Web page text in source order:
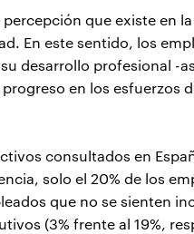
que existe en
En este sentido, los
desarrollo profesional -
en los esfuerzos
consultados en
solo el 20% de los
que no se sienten
(3% frente al 19%,